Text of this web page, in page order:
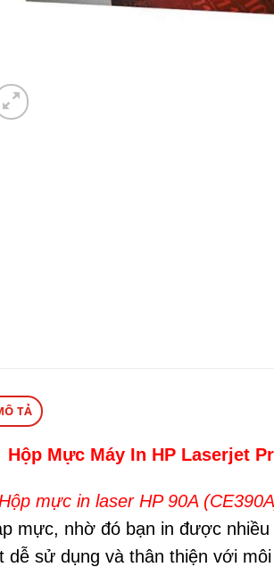
TẢ
Hộp Mực Máy In HP Laserjet
mực in laser HP 90A
mực, nhờ đó bạn in được
dễ sử dụng và thân thiện với